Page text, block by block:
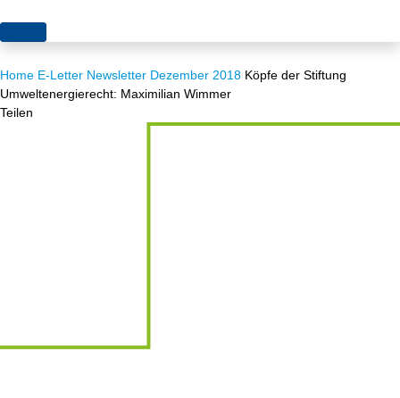
Themen
Akzeptanz
Europa
Projekte
Publikationen
Home E-Letter Newsletter Dezember 2018 Köpfe der Stiftung
Umweltenergierecht: Maximilian Wimmer
Teilen